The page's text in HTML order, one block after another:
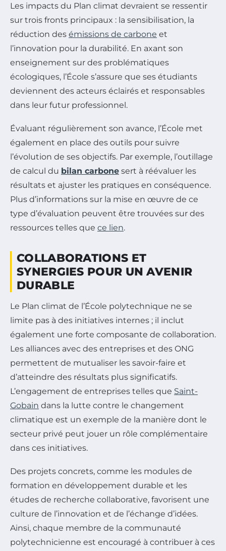
Les impacts du Plan climat devraient se ressentir
sur trois fronts principaux : la sensibilisation, la
réduction des émissions de carbone et
l’innovation pour la durabilité. En axant son
enseignement sur des problématiques
écologiques, l’École s’assure que ses étudiants
deviennent des acteurs éclairés et responsables
dans leur futur professionnel.
Évaluant régulièrement son avance, l’École met
également en place des outils pour suivre
l’évolution de ses objectifs. Par exemple, l’outillage
de calcul du bilan carbone sert à réévaluer les
résultats et ajuster les pratiques en conséquence.
Plus d’informations sur la mise en œuvre de ce
type d’évaluation peuvent être trouvées sur des
ressources telles que ce lien.
COLLABORATIONS ET
SYNERGIES POUR UN AVENIR
DURABLE
Le Plan climat de l’École polytechnique ne se
limite pas à des initiatives internes ; il inclut
également une forte composante de collaboration.
Les alliances avec des entreprises et des ONG
permettent de mutualiser les savoir-faire et
d’atteindre des résultats plus significatifs.
L’engagement de entreprises telles que Saint-
Gobain dans la lutte contre le changement
climatique est un exemple de la manière dont le
secteur privé peut jouer un rôle complémentaire
dans ces initiatives.
Des projets concrets, comme les modules de
formation en développement durable et les
études de recherche collaborative, favorisent une
culture de l’innovation et de l’échange d’idées.
Ainsi, chaque membre de la communauté
polytechnicienne est encouragé à contribuer à ces